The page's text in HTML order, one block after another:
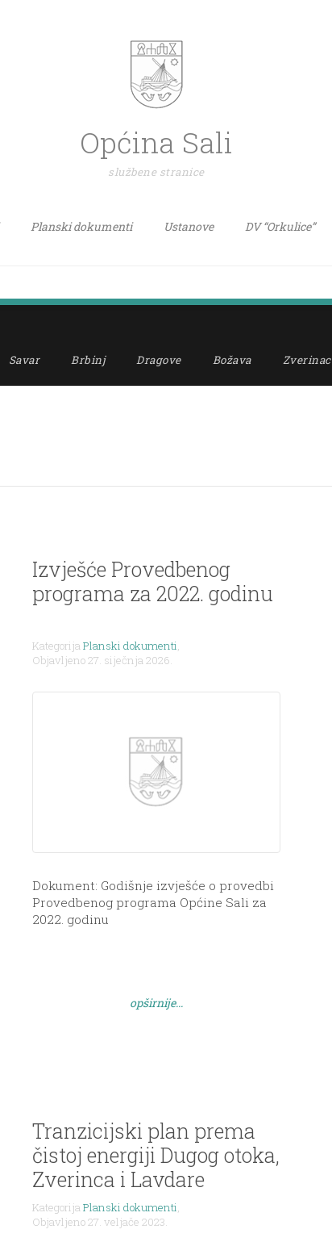
Općina Sali
službene stranice
Planski dokumenti Ustanove DV “Orkulice”
Savar Brbinj Dragove Božava Zverinac
Izvješće Provedbenog
programa za 2022. godinu
KategorijaPlanski dokumenti,
Objavljeno 27. siječnja 2026.
Dokument: Godišnje izvješće o provedbi
Provedbenog programa Općine Sali za
2022. godinu
opširnije...
Tranzicijski plan prema
čistoj energiji Dugog otoka,
Zverinca i Lavdare
Kategorija Planski dokumenti
Objavljeno 27. veljače 2023.